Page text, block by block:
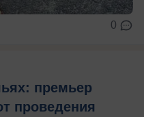
0
премьер
проведения